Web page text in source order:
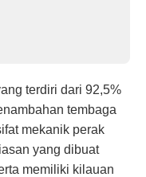
terdiri dari 92,5%
tembaga
mekanik perak
yang dibuat
memiliki kilauan